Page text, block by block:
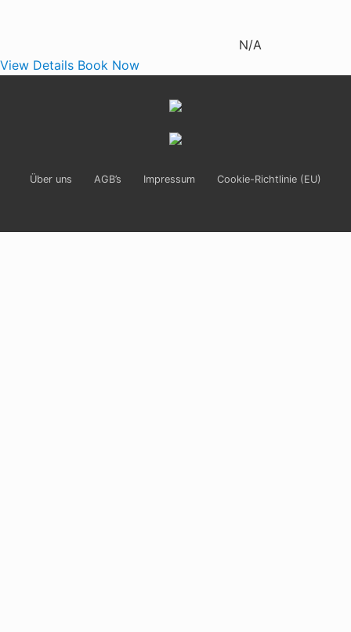
N/A
View Details Book Now
Über uns AGB’s Impressum Cookie-Richtlinie (EU)